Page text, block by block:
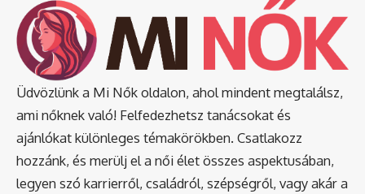
Üdvözlünk a Mi Nők oldalon, ahol mindent megtalálsz,
ami nőknek való! Felfedezhetsz tanácsokat és
ajánlókat különleges témakörökben. Csatlakozz
hozzánk, és merülj el a női élet összes aspektusában,
legyen szó karrierről, családról, szépségről, vagy akár a